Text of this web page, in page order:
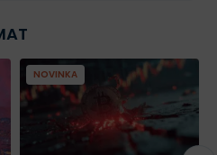
NOVINKA